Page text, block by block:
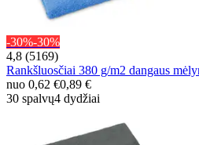
-30%-30%
4,8 (5169)
Rankšluosčiai 380 g/m2 dangaus
nuo 0,62 €0,89 €
30 spalvų4 dydžiai